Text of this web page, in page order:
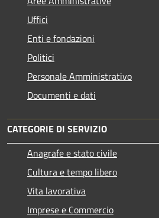
Uffici
Enti e fondazioni
Politici
Personale Amministrativo
Documenti e dati
CATEGORIE DI SERVIZIO
Anagrafe e stato civile
Cultura e tempo libero
Vita lavorativa
Imprese e Commercio